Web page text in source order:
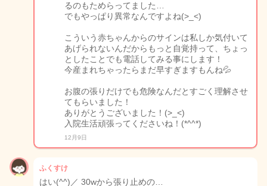
るのもためらってました…
でもやっぱり異常なんですよね(>_<)
こういう赤ちゃんからのサインは私しか気付いて
あげられないんだからもっと自覚持って、ちょっ
としたことでも電話してみる事にします！
今産まれちゃったらまだ早すぎますもんね💦
お腹の張りだけでも危険なんだとすごく理解させ
てもらいました！
ありがとうございました！(>_<)
入院生活頑張ってくださいね！(*^^*)
12月9日
ふくすけ
はい(^^)／ 30wから張り止めの…